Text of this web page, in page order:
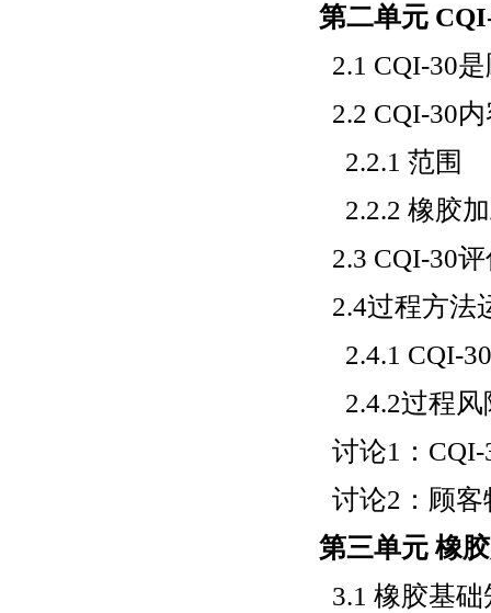
第二单元
2.1 CQI-30
2.2 CQI-30
2.2.1 范围
2.2.2 橡胶
2.3 CQI-30
2.4过程方法
2.4.1 CQI-
2.4.2过程风
讨论1：
讨论2：顾
第三单元 橡
3.1 橡胶基